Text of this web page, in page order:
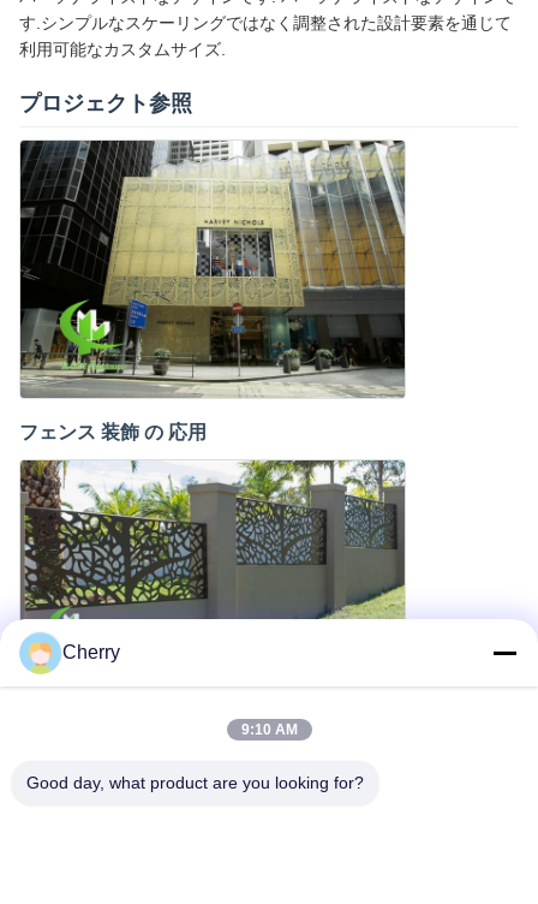
す.シンプルなスケーリングではなく調整された設計要素を通じて
利用可能なカスタムサイズ.
プロジェクト参照
フェンス 装飾 の 応用
Cherry
9:10 AM
Good day, what product are you looking for?